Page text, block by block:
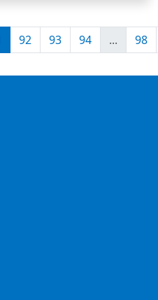
92 93 94 ... 98